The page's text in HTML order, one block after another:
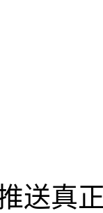
送真